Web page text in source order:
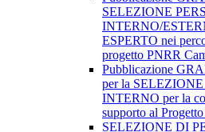
SELEZIONE
INTERNO/
ESPERTO nei
progetto PNRR
Pubblicazione
per la
INTERNO per la
supporto al
SELEZIONE DI